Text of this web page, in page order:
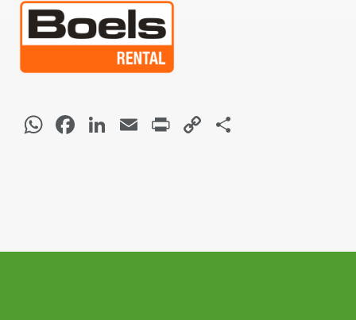
WhatsApp
Facebook
LinkedIn
EmailPrintCopy